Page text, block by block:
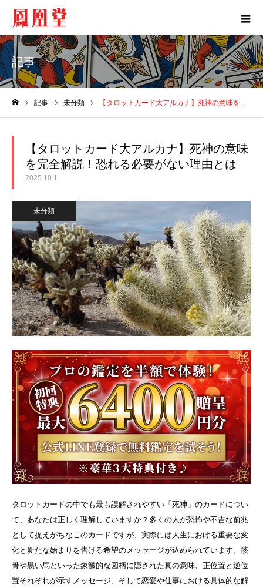
記事
記事 未分類 【タロットカード大アルカナ】死神の意味を完全解説！恐れる必要がない理由とは
【タロットカード大アルカナ】死神の意味
を完全解説！恐れる必要がない理由とは
2025.10.1
未分類
タロットカードの中でも最も誤解されやすい「死神」のカードについ
て、あなたは正しく理解していますか？多くの人が恐怖や不吉な前兆
として捉えがちなこのカードですが、実際には人生における重要な変
化と新たな始まりを告げる希望のメッセージが込められています。骸
骨や黒い馬といった象徴的な図柄に隠された真の意味、正位置と逆位
置それぞれが示すメッセージ、そして恋愛や仕事における具体的な解